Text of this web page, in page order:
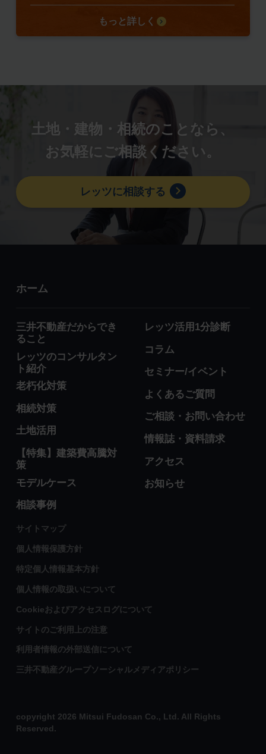
もっと詳しく
土地・建物・相続のことなら、
お気軽にご相談ください。
レッツに相談する
ホーム
三井不動産だからでき
ること
レッツのコンサルタン
ト紹介
老朽化対策
相続対策
土地活用
【特集】建築費高騰対
策
モデルケース
相談事例
レッツ活用1分診断
コラム
セミナー/イベント
よくあるご質問
ご相談・お問い合わせ
情報誌・資料請求
アクセス
お知らせ
サイトマップ
個人情報保護方針
特定個人情報基本方針
個人情報の取扱いについて
Cookieおよびアクセスログについて
サイトのご利用上の注意
利用者情報の外部送信について
三井不動産グループソーシャルメディアポリシー
copyright 2026 Mitsui Fudosan Co., Ltd. All Rights
Reserved.